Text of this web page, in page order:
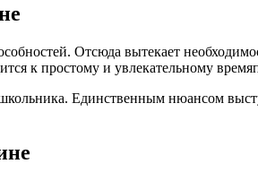
Отсюда вытекает
к простому и увлекательному
Единственным нюансом